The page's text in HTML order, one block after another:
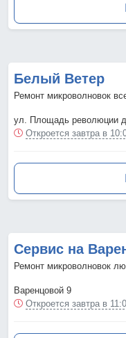
Белый Ветер
Ремонт микроволновок
ул. Площадь революции
Откроется завтра в
Сервис на
Ремонт микроволновок
Варенцовой 9
Откроется завтра в